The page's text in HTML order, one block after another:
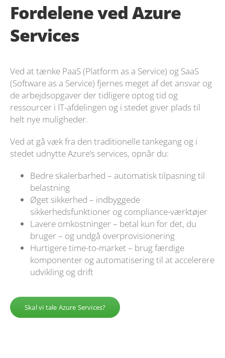
Fordelene ved Azure
Services
Ved at tænke PaaS (Platform as a Service) og SaaS
(Software as a Service) fjernes meget af det ansvar og
de arbejdsopgaver der tidligere optog tid og
ressourcer i IT-afdelingen og i stedet giver plads til
helt nye muligheder.
Ved at gå væk fra den traditionelle tankegang og i
stedet udnytte Azure’s services, opnår du:
Bedre skalerbarhed – automatisk tilpasning til
belastning
Øget sikkerhed – indbyggede
sikkerhedsfunktioner og compliance-værktøjer
Lavere omkostninger – betal kun for det, du
bruger – og undgå overprovisionering
Hurtigere time-to-market – brug færdige
komponenter og automatisering til at accelerere
udvikling og drift
Skal vi tale Azure Services?